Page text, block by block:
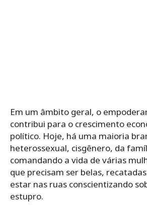
Em um âmbito geral, o
contribui para o crescimento
político. Hoje, há uma maioria
heterossexual, cisgênero, da
comandando a vida de várias
que precisam ser belas,
estar nas ruas conscientizando
estupro.